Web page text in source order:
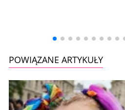
POWIĄZANE ARTYKUŁY